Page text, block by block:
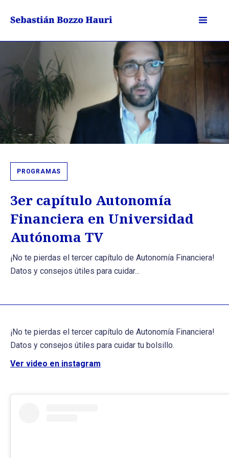
PROGRAMAS
3er capítulo Autonomía
Financiera en Universidad
Autónoma TV
¡No te pierdas el tercer capítulo de Autonomía Financiera!
Datos y consejos útiles para cuidar...
¡No te pierdas el tercer capítulo de Autonomía Financiera!
Datos y consejos útiles para cuidar tu bolsillo.
Ver video en instagram